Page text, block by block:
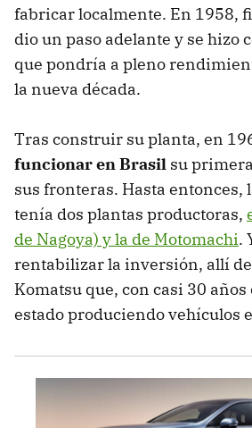
fabricar localmente. En 1958,
dio un paso adelante y se hizo
que pondría a pleno
la nueva década.
Tras construir su planta, en
funcionar en Brasil su
sus fronteras. Hasta entonces,
tenía dos plantas productoras,
de Nagoya) y la de Motomachi.
rentabilizar la inversión, allí
Komatsu que, con casi 30
estado produciendo vehículos